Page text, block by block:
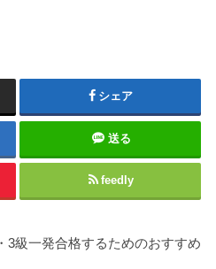
シェア
送る
feedly
3級一発合格するためのおすすめ